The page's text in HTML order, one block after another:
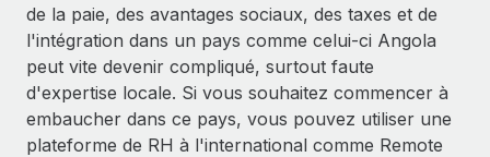
de la paie, des avantages sociaux, des taxes et de
l'intégration dans un pays comme celui-ci Angola
peut vite devenir compliqué, surtout faute
d'expertise locale. Si vous souhaitez commencer à
embaucher dans ce pays, vous pouvez utiliser une
plateforme de RH à l'international comme Remote